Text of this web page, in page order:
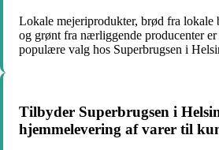
Lokale mejeriprodukter, brød fra lokale
og grønt fra nærliggende producenter er
populære valg hos Superbrugsen i
Tilbyder Superbrugsen i
hjemmelevering af varer til